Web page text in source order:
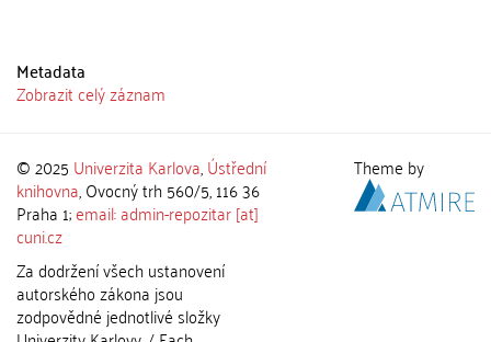
Metadata
Zobrazit celý záznam
© 2025 Univerzita Karlova,Ústřední
knihovna, Ovocný trh 560/5, 116 36
Praha 1;email: admin-repozitar [at]
cuni.cz
Za dodržení všech ustanovení
autorského zákona jsou
zodpovědné jednotlivé složky
Theme by